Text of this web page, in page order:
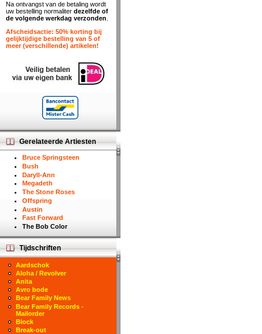
Na ontvangst van de betaling wordt
uw bestelling normaliter dezelfde of
de volgende werkdag verzonden
Afscheidsactie: 50% korting bij
gelijktijdige bestelling van 5 of
meer (verschillende) artikelen!
Gerelateerde Artiesten
Bruce Springsteen
Bush
Daryll-Ann
Megadeth
The Stone Roses
Offspring
Austin
Fast Forward
The Bob Color
Tijdschriften
Aardschok
Aloha / Revolver
Anita
Avro bode
Bear Family News
Bear Family Records -
Mailorder
Block
Break-out